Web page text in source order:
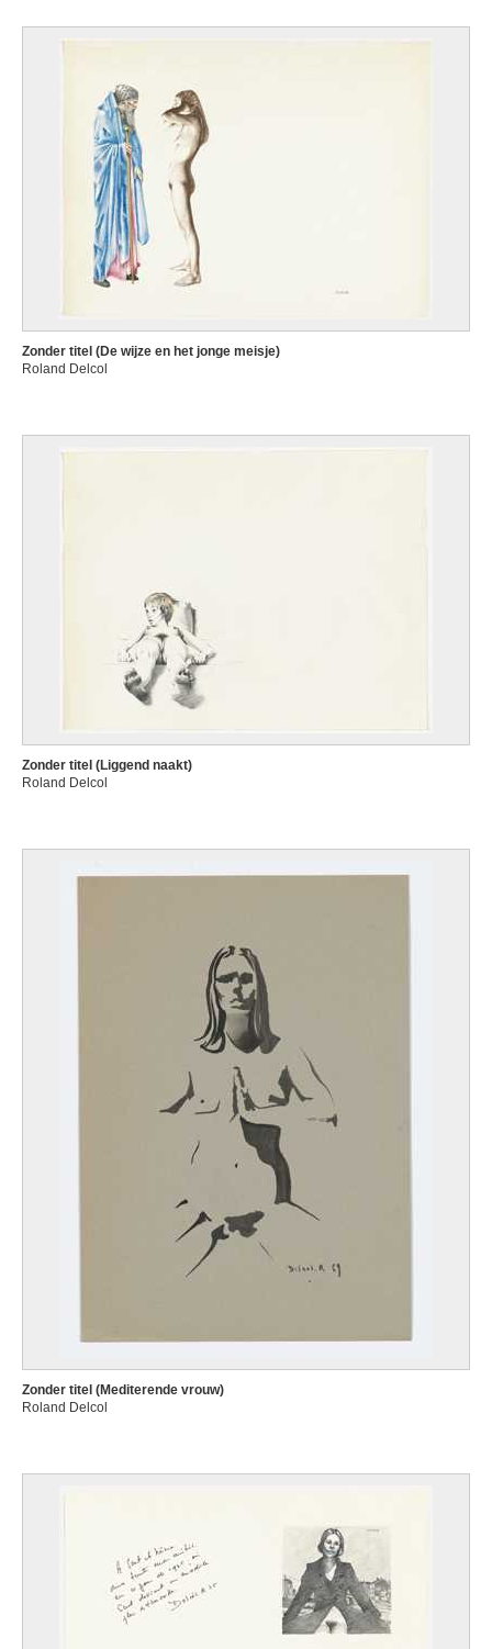
Zonder titel (De wijze en het jonge meisje)
Roland Delcol
Zonder titel (Liggend naakt)
Roland Delcol
Zonder titel (Mediterende vrouw)
Roland Delcol